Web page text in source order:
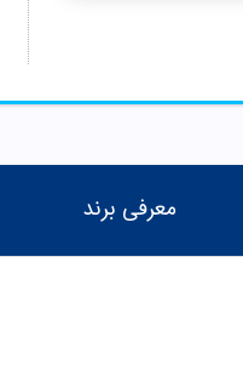
معرفی برند